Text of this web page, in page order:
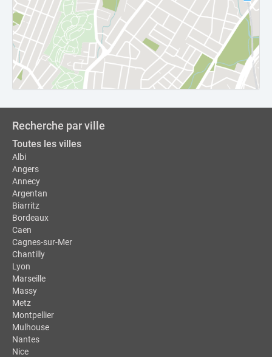
Recherche par ville
Toutes les villes
Albi
Angers
Annecy
Argentan
Biarritz
Bordeaux
Caen
Cagnes-sur-Mer
Chantilly
Lyon
Marseille
Massy
Metz
Montpellier
Mulhouse
Nantes
Nice